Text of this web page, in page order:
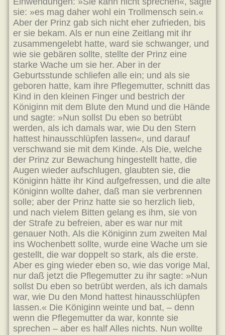
sie: »es mag daher wohl ein Trollmensch sein.«
Aber der Prinz gab sich nicht eher zufrieden, bis
er sie bekam. Als er nun eine Zeitlang mit ihr
zusammengelebt hatte, ward sie schwanger, und
wie sie gebären sollte, stellte der Prinz eine
starke Wache um sie her. Aber in der
Geburtsstunde schliefen alle ein; und als sie
geboren hatte, kam ihre Pflegemutter, schnitt das
Kind in den kleinen Finger und bestrich der
Königinn mit dem Blute den Mund und die Hände
und sagte: »Nun sollst Du eben so betrübt
werden, als ich damals war, wie Du den Stern
hattest hinausschlüpfen lassen«, und darauf
verschwand sie mit dem Kinde. Als Die, welche
der Prinz zur Bewachung hingestellt hatte, die
Augen wieder aufschlugen, glaubten sie, die
Königinn hätte ihr Kind aufgefressen, und die alte
Königinn wollte daher, daß man sie verbrennen
solle; aber der Prinz hatte sie so herzlich lieb,
und nach vielem Bitten gelang es ihm, sie von
der Strafe zu befreien, aber es war nur mit
genauer Noth. Als die Königinn zum zweiten Mal
ins Wochenbett sollte, wurde eine Wache um sie
gestellt, die war doppelt so stark, als die erste.
Aber es ging wieder eben so, wie das vorige Mal,
nur daß jetzt die Pflegemutter zu ihr sagte: »Nun
sollst Du eben so betrübt werden, als ich damals
war, wie Du den Mond hattest hinausschlüpfen
lassen.« Die Königinn weinte und bat, – denn
wenn die Pflegemutter da war, konnte sie
sprechen – aber es half Alles nichts. Nun wollte